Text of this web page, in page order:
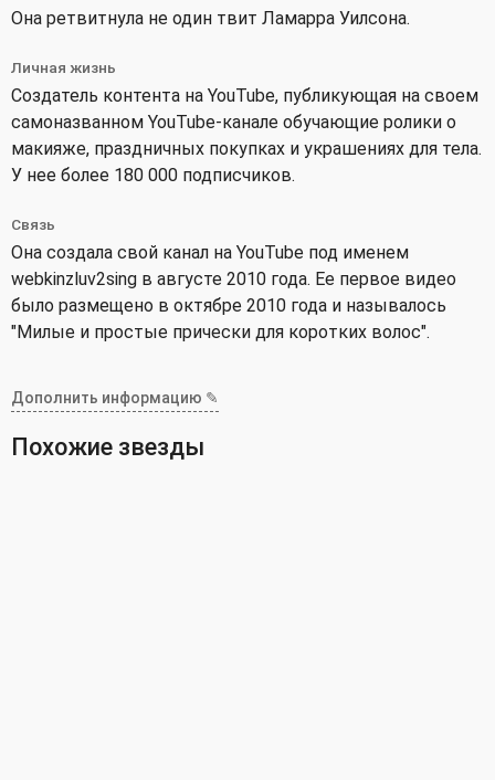
Она ретвитнула не один твит Ламарра Уилсона.
Личная жизнь
Создатель контента на YouTube, публикующая на своем
самоназванном YouTube-канале обучающие ролики о
макияже, праздничных покупках и украшениях для тела.
У нее более 180 000 подписчиков.
Связь
Она создала свой канал на YouTube под именем
webkinzluv2sing в августе 2010 года. Ее первое видео
было размещено в октябре 2010 года и называлось
"Милые и простые прически для коротких волос".
Дополнить информацию ✎
Похожие звезды